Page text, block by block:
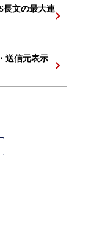
長文の最大連
送信元表示